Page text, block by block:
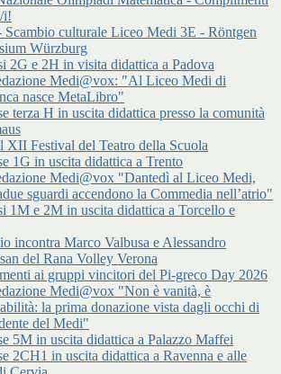
i!
Scambio culturale Liceo Medi 3E - Röntgen
Würzburg
2G e 2H in visita didattica a Padova
Medi@vox: "Al Liceo Medi di
nasce MetaLibro"
terza H in uscita didattica presso la comunità
XII Festival del Teatro della Scuola
1G in uscita didattica a Trento
Medi@vox "Dantedì al Liceo Medi,
sguardi accendono la Commedia nell’atrio"
1M e 2M in uscita didattica a Torcello e
incontra Marco Valbusa e Alessandro
del Rana Volley Verona
ai gruppi vincitori del Pi-greco Day 2026
Medi@vox "Non è vanità, è
la prima donazione vista dagli occhi di
del Medi"
5M in uscita didattica a Palazzo Maffei
2CH1 in uscita didattica a Ravenna e alle